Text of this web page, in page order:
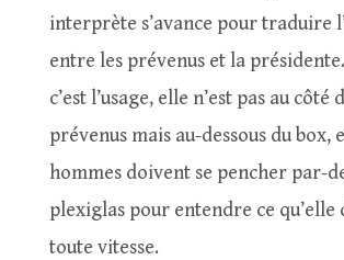
interprète s’avance pour traduire
entre les prévenus et la
c’est l’usage, elle n’est pas au côté
prévenus mais au-dessous du box,
hommes doivent se pencher par-
plexiglas pour entendre ce qu’elle
toute vitesse.